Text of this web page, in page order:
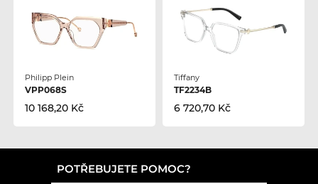
Philipp Plein
VPP068S
10 168,20 Kč
Tiffany
TF2234B
6 720,70 Kč
POTŘEBUJETE POMOC?